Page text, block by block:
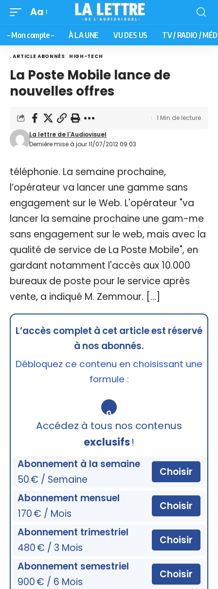
Aa
– Mon compte – À LA UNE VU DES US TV / RADIO /
. ARTICLE ABONNÉS HIGH-TECH
La Poste Mobile lance de
nouvelles offres
Dernière mise à jour 11/07/2012 09:03
La lettre de l'Audiovisuel
1 Min de lecture
téléphonie. La semaine prochaine,
l’opérateur va lancer une gamme sans
engagement sur le Web. L'opérateur "va
lancer la semaine prochaine une gam-me
sans engagement sur le web, mais avec la
qualité de service de La Poste Mobile", en
gardant notamment l'accès aux 10.000
bureaux de poste pour le service après
vente, a indiqué M. Zemmour. […]
L’accès complet à cet article est réservé
à nos abonnés.
Débloquez ce contenu en choisissant une
formule :
🔒
Accédez à tous nos contenus
exclusifs!
Abonnement à la semaine
50 € / Semaine
Choisir
Abonnement mensuel
170 € / Mois
Choisir
Abonnement trimestriel
480 € / 3 Mois
Choisir
Abonnement semestriel
900 € / 6 Mois
Choisir